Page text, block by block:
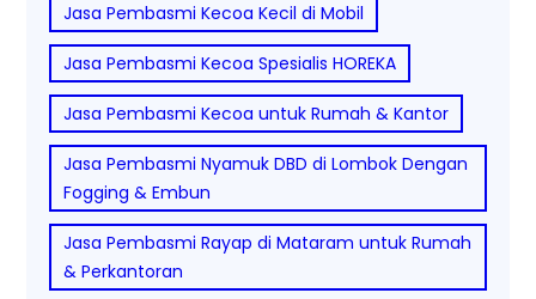
Jasa Pembasmi Kecoa Kecil di Mobil
Jasa Pembasmi Kecoa Spesialis HOREKA
Jasa Pembasmi Kecoa untuk Rumah & Kantor
Jasa Pembasmi Nyamuk DBD di Lombok Dengan
Fogging & Embun
Jasa Pembasmi Rayap di Mataram untuk Rumah
& Perkantoran